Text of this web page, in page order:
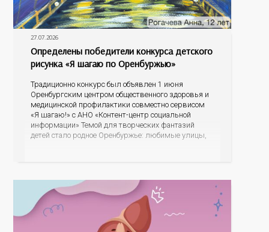
27.07.2026
Определены победители конкурса детского
рисунка «Я шагаю по Оренбуржью»
Традиционно конкурс был объявлен 1 июня
Оренбургским центром общественного здоровья и
медицинской профилактики совместно сервисом
«Я шагаю!» с АНО «Контент-центр социальной
информации» Темой для творческих фантазий
детей стало родное Оренбуржье: любимые улицы,